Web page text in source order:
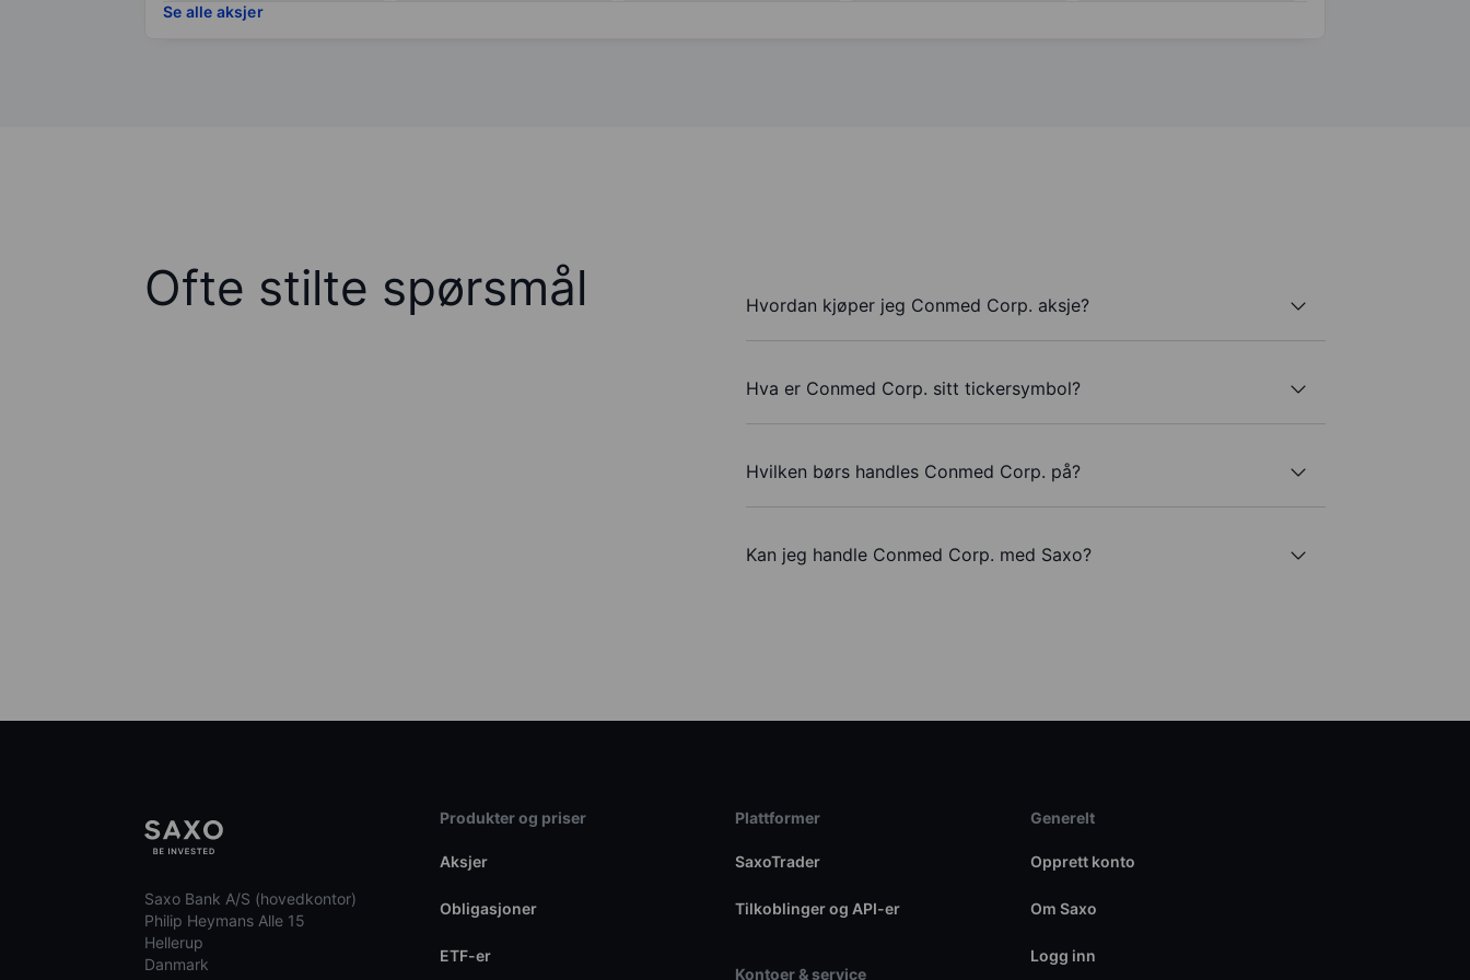
Se alle aksjer
Ofte stilte spørsmål Hvordan kjøper jeg Conmed Corp. aksje?
Hva er Conmed Corp. sitt tickersymbol?
Hvilken børs handles Conmed Corp. på?
Kan jeg handle Conmed Corp. med Saxo?
Saxo Bank A/S (hovedkontor)
Philip Heymans Alle 15
Hellerup
Danmark
Produkter og priser
Aksjer
Obligasjoner
ETF-er
Plattformer
SaxoTrader
Tilkoblinger og API-er
Kontoer & service
Generelt
Opprett konto
Om Saxo
Logg inn